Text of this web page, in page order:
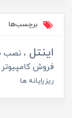
برچسب‌ها
اینتل نصب
فروش کامپیوتر
ریزرایانه ها